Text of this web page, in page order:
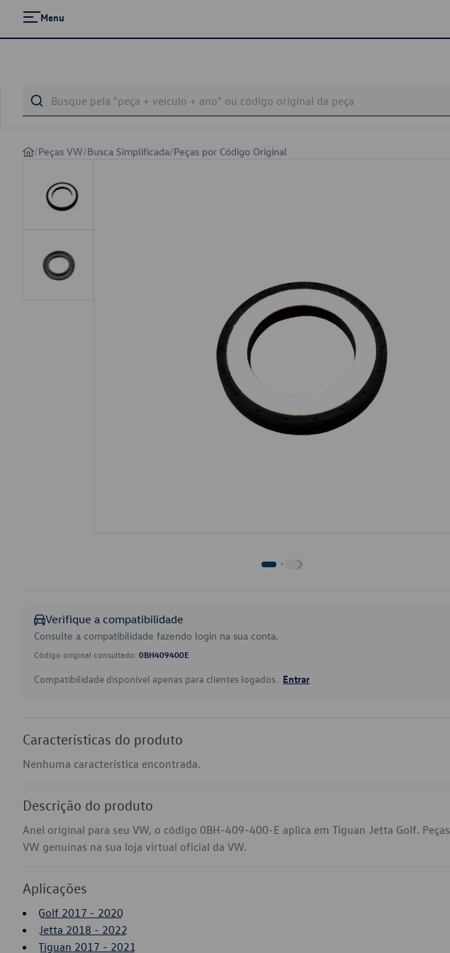
Menu
/Peças VW/Busca Simplificada/Peças por Código Original
Verifique a compatibilidade
Consulte a compatibilidade fazendo login na sua conta.
Código original consultado: 0BH409400E
Compatibilidade disponível apenas para clientes logados. Entrar
Características do produto
Nenhuma característica encontrada.
Descrição do produto
Anel original para seu VW, o código 0BH-409-400-E aplica em Tiguan Jetta Golf. Peças
VW genuínas na sua loja virtual oficial da VW.
Aplicações
Golf 2017 - 2020
Jetta 2018 - 2022
Tiguan 2017 - 2021